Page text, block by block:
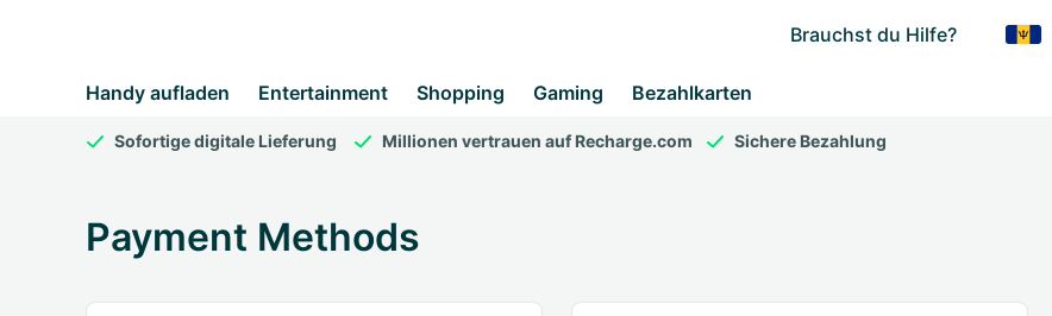
Brauchst du Hilfe?
Handy aufladen Entertainment Shopping Gaming Bezahlkarten
Sofortige digitale Lieferung Millionen vertrauen auf Recharge.com Sichere Bezahlung
Payment Methods